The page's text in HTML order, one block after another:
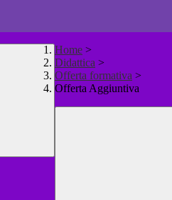
Home >
Didattica >
Offerta formativa >
Offerta Aggiuntiva